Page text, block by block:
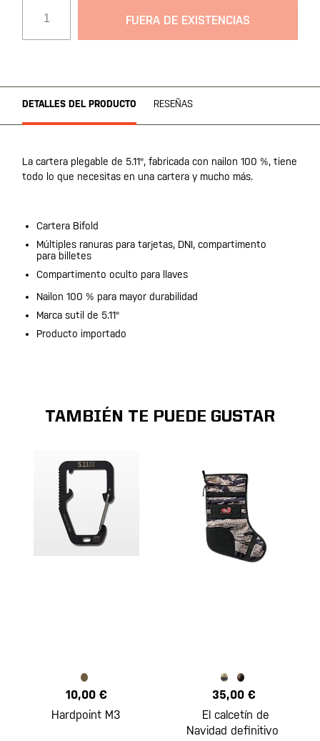
galería
de
FUERA DE EXISTENCIAS
DETALLES DEL PRODUCTO RESEÑAS
La cartera plegable de 5.11®, fabricada con nailon 100 %, tiene
todo lo que necesitas en una cartera y mucho más.
Cartera Bifold
Múltiples ranuras para tarjetas, DNI, compartimento
para billetes
Compartimento oculto para llaves
Nailon 100 % para mayor durabilidad
Marca sutil de 5.11®
Producto importado
TAMBIÉN TE PUEDE GUSTAR
10,00 €
Hardpoint M3
35,00 €
El calcetín de
Navidad definitivo